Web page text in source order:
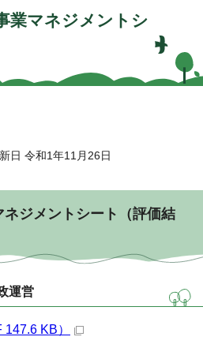
業マネジメントシ
日 令和1年11月26日
ジメントシート（評価結
運営
KB）